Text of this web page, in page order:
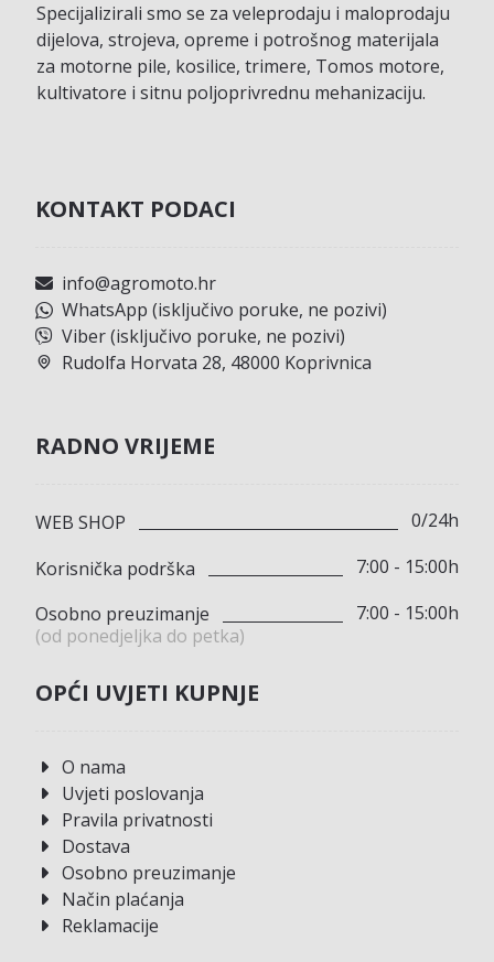
Specijalizirali smo se za veleprodaju i maloprodaju
dijelova, strojeva, opreme i potrošnog materijala
za motorne pile, kosilice, trimere, Tomos motore,
kultivatore i sitnu poljoprivrednu mehanizaciju.
KONTAKT PODACI
info@agromoto.hr
WhatsApp (isključivo poruke, ne pozivi)
Viber (isključivo poruke, ne pozivi)
Rudolfa Horvata 28, 48000 Koprivnica
RADNO VRIJEME
WEB SHOP
0/24h
Korisnička podrška
7:00 - 15:00h
Osobno preuzimanje
(od ponedjeljka do petka)
7:00 - 15:00h
OPĆI UVJETI KUPNJE
O nama
Uvjeti poslovanja
Pravila privatnosti
Dostava
Osobno preuzimanje
Način plaćanja
Reklamacije